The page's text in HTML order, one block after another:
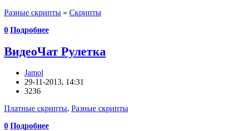
Разные скрипты » Скрипты
0 Подробнее
ВидеоЧат Рулетка
Jamol
29-11-2013, 14:31
3236
Платные скрипты, Разные скрипты
0 Подробнее